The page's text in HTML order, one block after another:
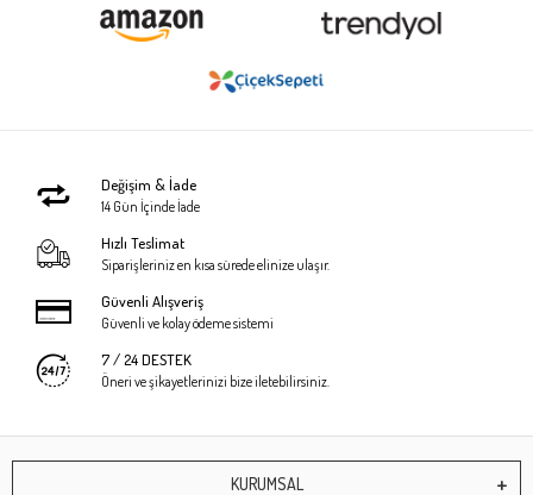
Değişim & İade
14 Gün İçinde İade
Hızlı Teslimat
Siparişleriniz en kısa sürede elinize ulaşır.
Güvenli Alışveriş
Güvenli ve kolay ödeme sistemi
7 / 24 DESTEK
Öneri ve şikayetlerinizi bize iletebilirsiniz.
KURUMSAL